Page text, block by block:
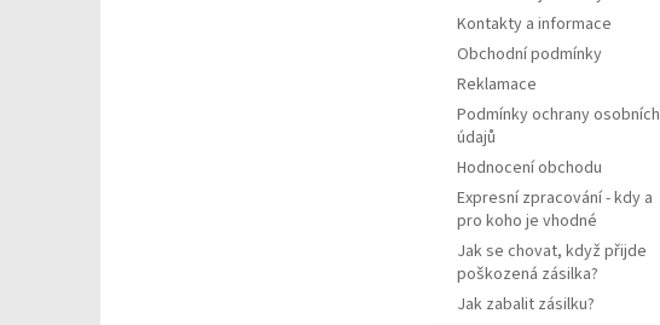
Kontakty a informace
Obchodní podmínky
Reklamace
Podmínky ochrany osobních
údajů
Hodnocení obchodu
Expresní zpracování - kdy a
pro koho je vhodné
Jak se chovat, když přijde
poškozená zásilka?
Jak zabalit zásilku?